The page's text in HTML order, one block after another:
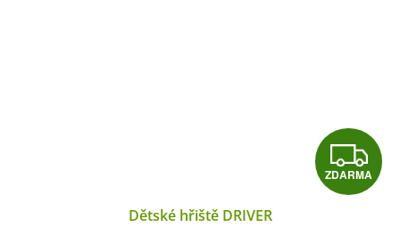
Z
D
ZDARMA
Dětské hřiště DRIVER